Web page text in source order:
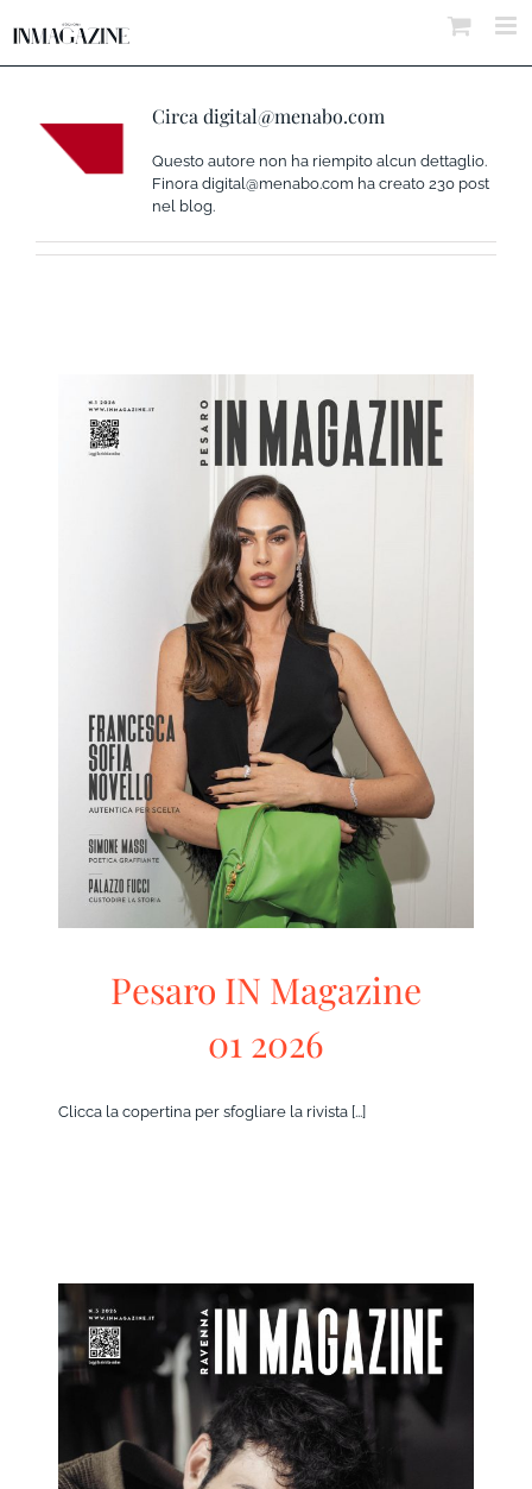
Circa digital@menabo.com
Questo autore non ha riempito alcun dettaglio.
Finora digital@menabo.com ha creato 230 post
nel blog.
Pesaro IN Magazine 01 2026
Pesaro IN RivistaHome
Pesaro IN Magazine
01 2026
Clicca la copertina per sfogliare la rivista [...]